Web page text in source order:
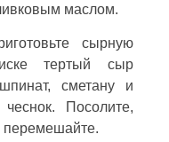
маслом.
сырную
тертый сыр
сметану и
Посолите,
перемешайте.